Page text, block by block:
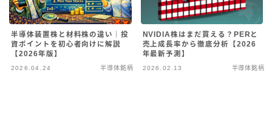
半導体装置株と材料株の違い｜投
資ポイントを初心者向けに解説
【2026年版】
2026.04.24 半導体銘柄
NVIDIA株はまだ買える？PERと
売上成長率から徹底分析【2026
年最新予測】
2026.02.13 半導体銘柄